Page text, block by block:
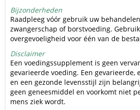
Bijzonderheden
Raadpleeg vóór gebruik uw
zwangerschap of borstvoeding.
overgevoeligheid voor één van de
Disclaimer
Een voedingssupplement is geen
gevarieerde voeding. Een gevarieerde,
en een gezonde levensstijl zijn
geen geneesmiddel en voorkomt niet
mens ziek wordt.